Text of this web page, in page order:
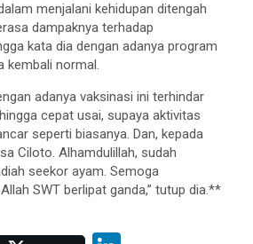
menjalani kehidupan ditengah
dampaknya terhadap
kata dia dengan adanya program
kembali normal.
adanya vaksinasi ini terhindar
cepat usai, supaya aktivitas
seperti biasanya. Dan, kepada
Ciloto. Alhamdulillah, sudah
seekor ayam. Semoga
SWT berlipat ganda,” tutup dia.**